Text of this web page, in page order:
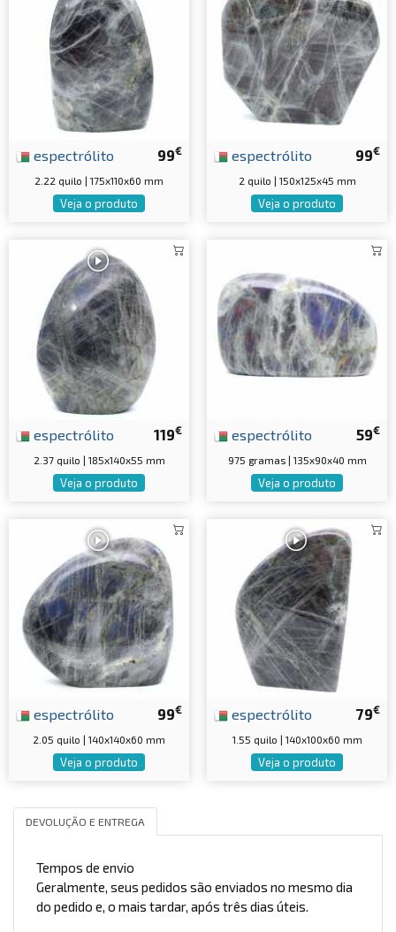
99€
espectrólito
2.22 quilo | 175x110x60 mm
Veja o produto
99€
espectrólito
2 quilo | 150x125x45 mm
Veja o produto
119€
espectrólito
2.37 quilo | 185x140x55 mm
Veja o produto
59€
espectrólito
975 gramas | 135x90x40 mm
Veja o produto
99€
espectrólito
2.05 quilo | 140x140x60 mm
Veja o produto
79€
espectrólito
1.55 quilo | 140x100x60 mm
Veja o produto
DEVOLUÇÃO E ENTREGA
Tempos de envio
Geralmente, seus pedidos são enviados no mesmo dia
do pedido e, o mais tardar, após três dias úteis.